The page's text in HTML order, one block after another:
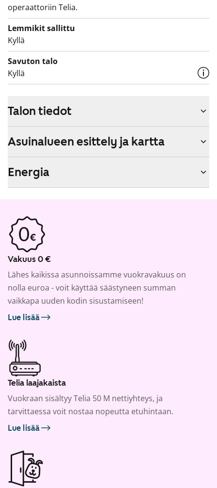
operaattoriin Telia.
Lemmikit sallittu
Kyllä
Savuton talo
Kyllä
Talon tiedot
Asuinalueen esittely ja kartta
Energia
Vakuus 0 €
Lähes kaikissa asunnoissamme vuokravakuus on
nolla euroa - voit käyttää säästyneen summan
vaikkapa uuden kodin sisustamiseen!
Lue lisää
Telia laajakaista
Vuokraan sisältyy Telia 50 M nettiyhteys, ja
tarvittaessa voit nostaa nopeutta etuhintaan.
Lue lisää